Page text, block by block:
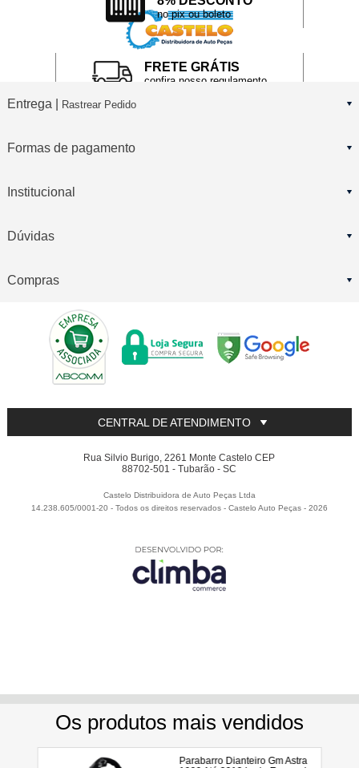
Utilizamos seus dados para analisar e personalizar nossa
loja virtual durante a sua navegação e em serviços de
terceiros parceiros. Ao navegar pela loja virtual, você nos
no pix ou boleto
FRETE GRÁTIS
confira nosso regulamento
Entrega | Rastrear Pedido
Formas de pagamento
Institucional
Dúvidas
Compras
CENTRAL DE ATENDIMENTO
Rua Silvio Burigo, 2261 Monte Castelo CEP
88702-501 - Tubarão - SC
Castelo Distribuidora de Auto Peças Ltda
14.238.605/0001-20 - Todos os direitos reservados -Castelo Auto Peças -2026